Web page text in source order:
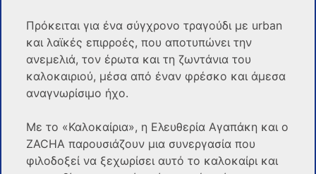
Πρόκειται για ένα σύγχρονο τραγούδι με urban
και λαϊκές επιρροές, που αποτυπώνει την
ανεμελιά, τον έρωτα και τη ζωντάνια του
καλοκαιριού, μέσα από έναν φρέσκο και άμεσα
αναγνωρίσιμο ήχο.
Με το «Καλοκαίρια», η Ελευθερία Αγαπάκη και ο
ZACHA παρουσιάζουν μια συνεργασία που
φιλοδοξεί να ξεχωρίσει αυτό το καλοκαίρι και